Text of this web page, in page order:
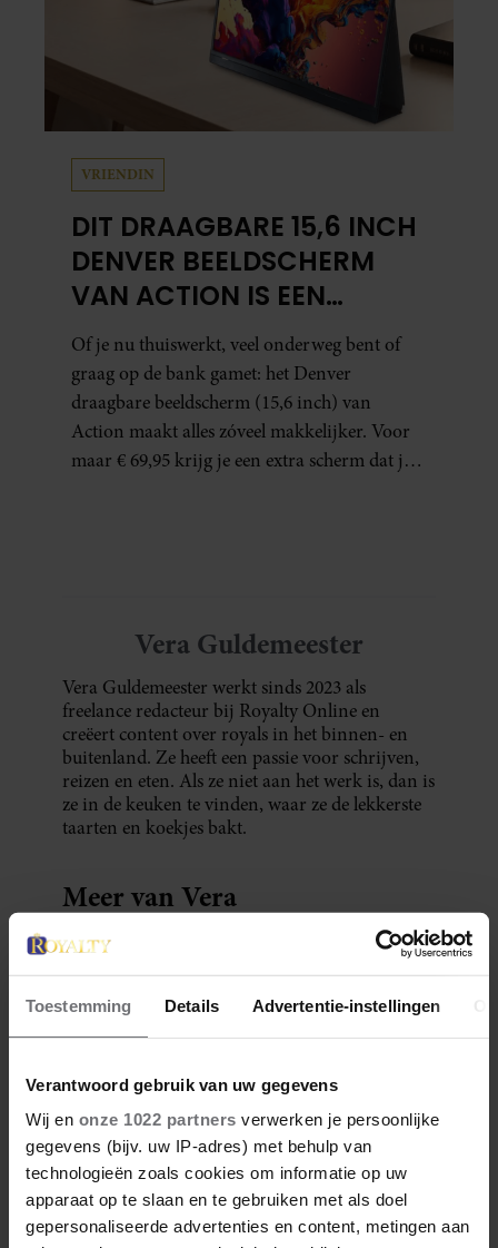
Toestemming Details Advertentie-instellingen
Verantwoord gebruik van uw gegevens
Wij en onze 1022 partners verwerken je persoonlijke
gegevens (bijv. uw IP-adres) met behulp van
technologieën zoals cookies om informatie op uw
apparaat op te slaan en te gebruiken met als doel
gepersonaliseerde advertenties en content, metingen aan
VRIENDIN
DIT DRAAGBARE 15,6 INCH
DENVER BEELDSCHERM
VAN ACTION IS EEN
GAMECHANGER VOOR
THUISWERKERS ÉN BINGE-
WATCHERS
Of je nu thuiswerkt, veel onderweg bent of
graag op de bank gamet: het Denver
draagbare beeldscherm (15,6 inch) van
Action maakt alles zóveel makkelijker. Voor
maar € 69,95 krijg je een extra scherm dat je
Vera Guldemeester
Vera Guldemeester werkt sinds 2023 als
freelance redacteur bij Royalty Online en
creëert content over royals in het binnen- en
buitenland. Ze heeft een passie voor schrijven,
reizen en eten. Als ze niet aan het werk is, dan is
ze in de keuken te vinden, waar ze de lekkerste
taarten en koekjes bakt.
Meer van Vera
1 augustus 2026
DIT IS DE FAVORIETE
ZOMERVAKANTIEPLEK VAN DE